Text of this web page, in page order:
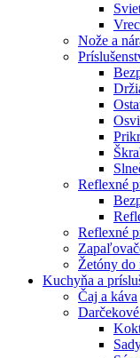
Nože a
Reflexné
Reflexné
Žetóny do
Kuchyňa a
Čaj a káva